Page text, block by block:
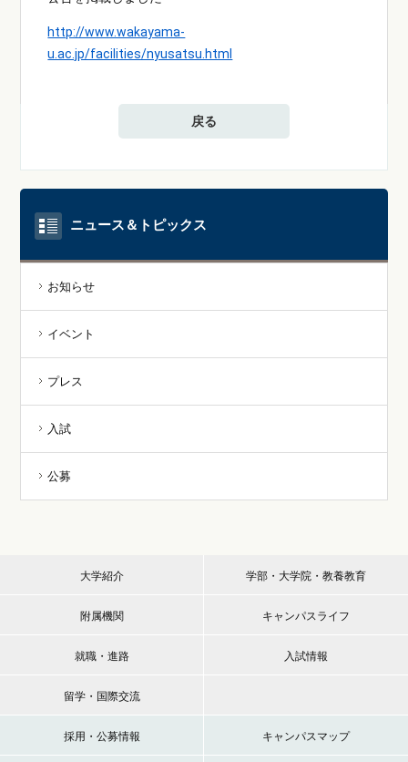
http://www.wakayama-
u.ac.jp/facilities/nyusatsu.html
戻る
ニュース＆トピックス
お知らせ
イベント
プレス
入試
公募
大学紹介 学部・大学院・教養教育
附属機関 キャンパスライフ
就職・進路 入試情報
留学・国際交流
採用・公募情報 キャンパスマップ